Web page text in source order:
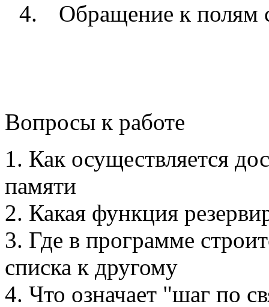
4.
Обращение к полям
Вопросы к работе
1. Как осуществляется
памяти
2. Какая функция
3. Где в программе
списка к другому
4. Что означает "шаг по